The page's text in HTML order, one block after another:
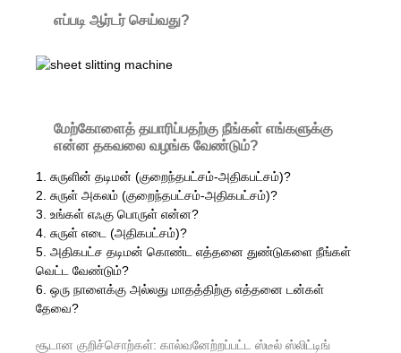
எப்படி ஆர்டர் செய்வது?
மேற்கோளைத் தயாரிப்பதற்கு நீங்கள் எங்களுக்கு
என்ன தகவலை வழங்க வேண்டும்?
1. சுருளின் தடிமன் (குறைந்தபட்சம்-அதிகபட்சம்)?
2. சுருள் அகலம் (குறைந்தபட்சம்-அதிகபட்சம்)?
3. உங்கள் எஃகு பொருள் என்ன?
4. சுருள் எடை (அதிகபட்சம்)?
5. அதிகபட்ச தடிமன் கொண்ட எத்தனை துண்டுகளை நீங்கள்
வெட்ட வேண்டும்?
6. ஒரு நாளைக்கு அல்லது மாதத்திற்கு எத்தனை டன்கள்
தேவை?
சூடான குறிச்சொற்கள்: கால்வனேற்றப்பட்ட ஸ்டீல் ஸ்லிட்டிங்